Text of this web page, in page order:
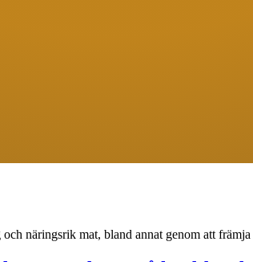
näringsrik mat, bland annat genom att